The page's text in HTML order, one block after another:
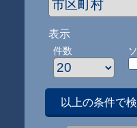
表示
件数
以上の条件で